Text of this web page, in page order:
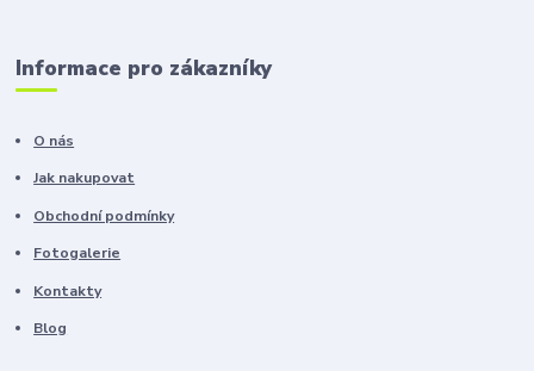
Informace pro zákazníky
O nás
Jak nakupovat
Obchodní podmínky
Fotogalerie
Kontakty
Blog